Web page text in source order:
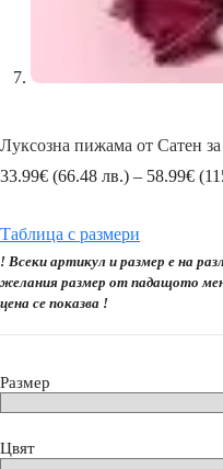
Луксозна пижама от Сатен
33.99€ (66.48 лв.) – 58.99€
Таблица с размери
! Всеки артикул и размер е на
желания размер от падащото
цена се показва !
Размер
Цвят